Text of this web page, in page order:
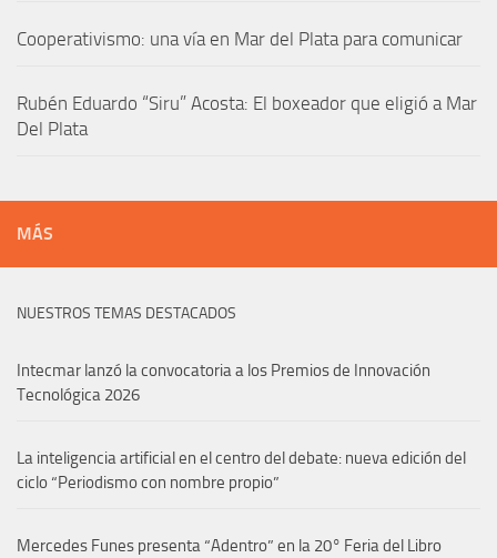
Cooperativismo: una vía en Mar del Plata para comunicar
Rubén Eduardo “Siru” Acosta: El boxeador que eligió a Mar
Del Plata
MÁS
NUESTROS TEMAS DESTACADOS
Intecmar lanzó la convocatoria a los Premios de Innovación
Tecnológica 2026
La inteligencia artificial en el centro del debate: nueva edición del
ciclo “Periodismo con nombre propio”
Mercedes Funes presenta “Adentro” en la 20° Feria del Libro